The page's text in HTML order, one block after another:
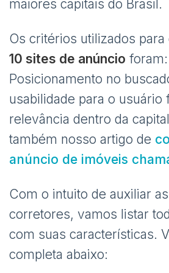
maiores capitais do Brasil.
Os critérios utilizados
10 sites de anúncio foram:
Posicionamento no
usabilidade para o usuário
relevância dentro da
também nosso artigo de
anúncio de imóveis
Com o intuito de auxiliar
corretores, vamos listar
com suas características.
completa abaixo: